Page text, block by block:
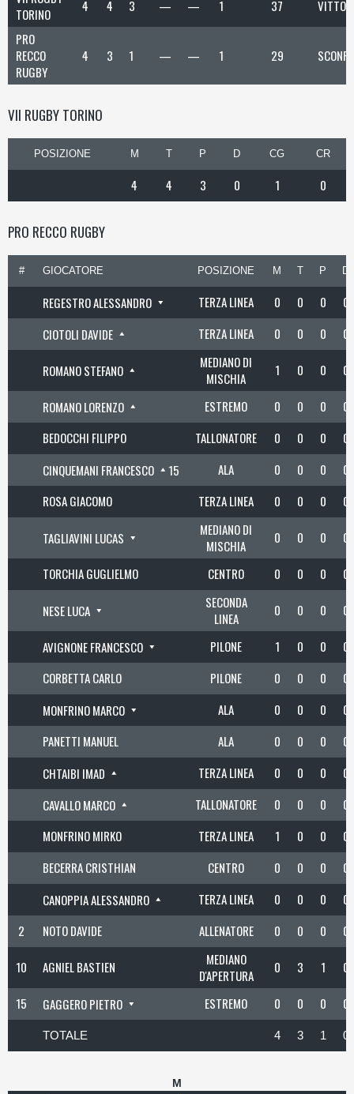
TORINO
4 4 3 — — 1 37
PRO
RECCO
RUGBY
4 3 1 — — 1 29
VII RUGBY TORINO
POSIZIONE M T P D CG CR
4 4 3 0 1 0
PRO RECCO RUGBY
# GIOCATORE POSIZIONE M T P D
REGESTRO ALESSANDRO TERZA LINEA 0 0 0
0
CIOTOLI DAVIDE
TERZA LINEA 0 0 0 0
ROMANO STEFANO
MEDIANO DI
MISCHIA
1 0 0 0
ROMANO LORENZO ESTREMO 0 0 0
0
BEDOCCHI FILIPPO
TALLONATORE 0 0 0
0
CINQUEMANI FRANCESCO
15 ALA 0 0 0
0
ROSA GIACOMO
TERZA LINEA 0 0 0 0
TAGLIAVINI LUCAS
MEDIANO DI
MISCHIA
0 0 0 0
TORCHIA GUGLIELMO CENTRO 0 0 0 0
NESE LUCA
SECONDA
LINEA
0 0 0 0
AVIGNONE FRANCESCO PILONE 1 0 0
0
CORBETTA CARLO
PILONE 0 0 0
0
MONFRINO MARCO
ALA 0 0 0
0
PANETTI MANUEL
ALA 0 0 0
0
CHTAIBI IMAD
TERZA LINEA 0 0 0
0
CAVALLO MARCO
TALLONATORE 0 0 0
0
MONFRINO MIRKO
TERZA LINEA 1 0 0
0
BECERRA CRISTHIAN
CENTRO 0 0 0
0
CANOPPIA ALESSANDRO
TERZA LINEA 0 0 0
0
2
NOTO DAVIDE ALLENATORE 0 0 0 0
10 AGNIEL BASTIEN
MEDIANO
D'APERTURA
0 3 1 0
15 GAGGERO PIETRO ESTREMO 0 0 0 0
TOTALE 4 3 1 0
M